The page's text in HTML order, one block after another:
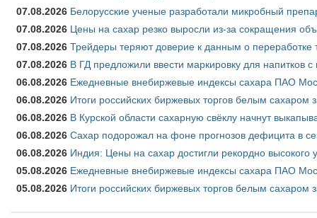
07.08.2026 Белорусские ученые разработали микробный
07.08.2026 Цены на сахар резко выросли из-за сокращения
07.08.2026 Трейдеры теряют доверие к данным о переработке
07.08.2026 В ГД предложили ввести маркировку для напитков
06.08.2026 Ежедневные внебиржевые индексы сахара ПАО
06.08.2026 Итоги российских биржевых торгов белым сахаром
06.08.2026 В Курской области сахарную свёклу начнут
06.08.2026 Сахар подорожал на фоне прогнозов дефицита в
06.08.2026 Индия: Цены на сахар достигли рекордно высокого
05.08.2026 Ежедневные внебиржевые индексы сахара ПАО
05.08.2026 Итоги российских биржевых торгов белым сахаром